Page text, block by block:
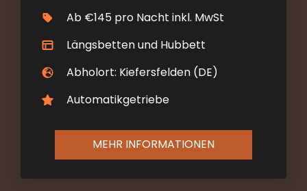
Ab €145 pro Nacht inkl. MwSt
Längsbetten und Hubbett
Abholort: Kiefersfelden (DE)
Automatikgetriebe
MEHR INFORMATIONEN